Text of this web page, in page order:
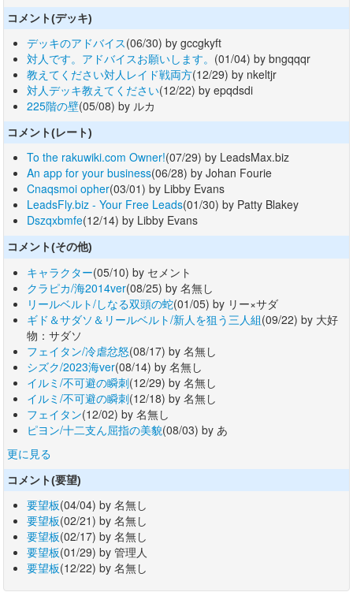
コメント(デッキ)
デッキのアドバイス(06/30) by gccgkyft
対人です。アドバイスお願いします。 (01/04) by bngqqqr
教えてください対人レイド戦両方(12/29) by nkeltjr
対人デッキ教えてください(12/22) by epqdsdi
225階の壁(05/08) by ルカ
コメント(レート)
To the rakuwiki.com Owner!(07/29) by LeadsMax.biz
An app for your business(06/28) by Johan Fourie
Cnaqsmoi opher(03/01) by Libby Evans
LeadsFly.biz - Your Free Leads(01/30) by Patty Blakey
Dszqxbmfe(12/14) by Libby Evans
コメント(その他)
キャラクター(05/10) by セメント
クラピカ/海2014ver(08/25) by 名無し
リールベルト/しなる双頭の蛇(01/05) by リー×サダ
ギド＆サダソ＆リールベルト/新人を狙う三人組(09/22) by 大好
物：サダソ
フェイタン/冷虐忿怒(08/17) by 名無し
シズク/2023海ver(08/14) by 名無し
イルミ/不可避の瞬刺(12/29) by 名無し
イルミ/不可避の瞬刺(12/18) by 名無し
フェイタン(12/02) by 名無し
ピヨン/十二支ん屈指の美貌(08/03) by あ
更に見る
コメント(要望)
要望板(04/04) by 名無し
要望板(02/21) by 名無し
要望板(02/17) by 名無し
要望板(01/29) by 管理人
要望板(12/22) by 名無し